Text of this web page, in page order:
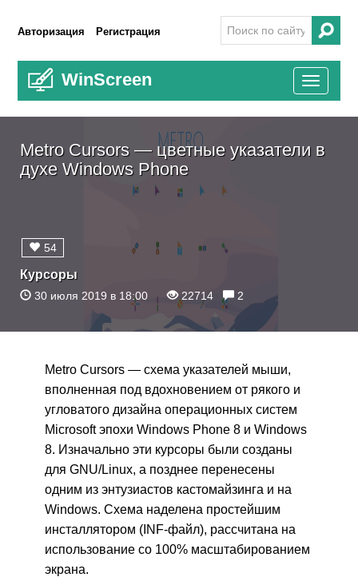
Авторизация Регистрация
WinScreen
Toggle
Metro Cursors — цветные указатели в
духе Windows Phone
Курсоры
30 июля 2019 в 18:00 22714 2
54
Metro Cursors — схема указателей мыши,
вполненная под вдохновением от рякого и
угловатого дизайна операционных систем
Microsoft эпохи Windows Phone 8 и Windows
8. Изначально эти курсоры были созданы
для GNU/Linux, а позднее перенесены
одним из энтузиастов кастомайзинга и на
Windows. Схема наделена простейшим
инсталлятором (INF-файл), рассчитана на
использование со 100% масштабированием
экрана.